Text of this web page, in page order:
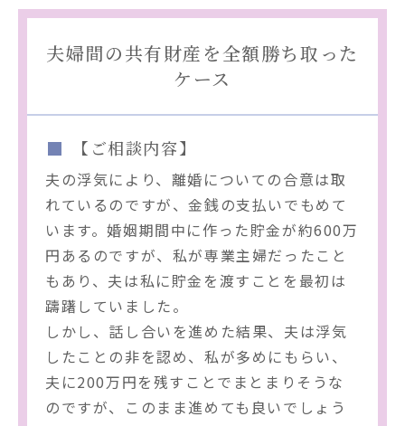
夫婦間の共有財産を全額勝ち取った
ケース
【ご相談内容】
夫の浮気により、離婚についての合意は取
れているのですが、金銭の支払いでもめて
います。婚姻期間中に作った貯金が約600万
円あるのですが、私が専業主婦だったこと
もあり、夫は私に貯金を渡すことを最初は
躊躇していました。
しかし、話し合いを進めた結果、夫は浮気
したことの非を認め、私が多めにもらい、
夫に200万円を残すことでまとまりそうな
のですが、このまま進めても良いでしょう